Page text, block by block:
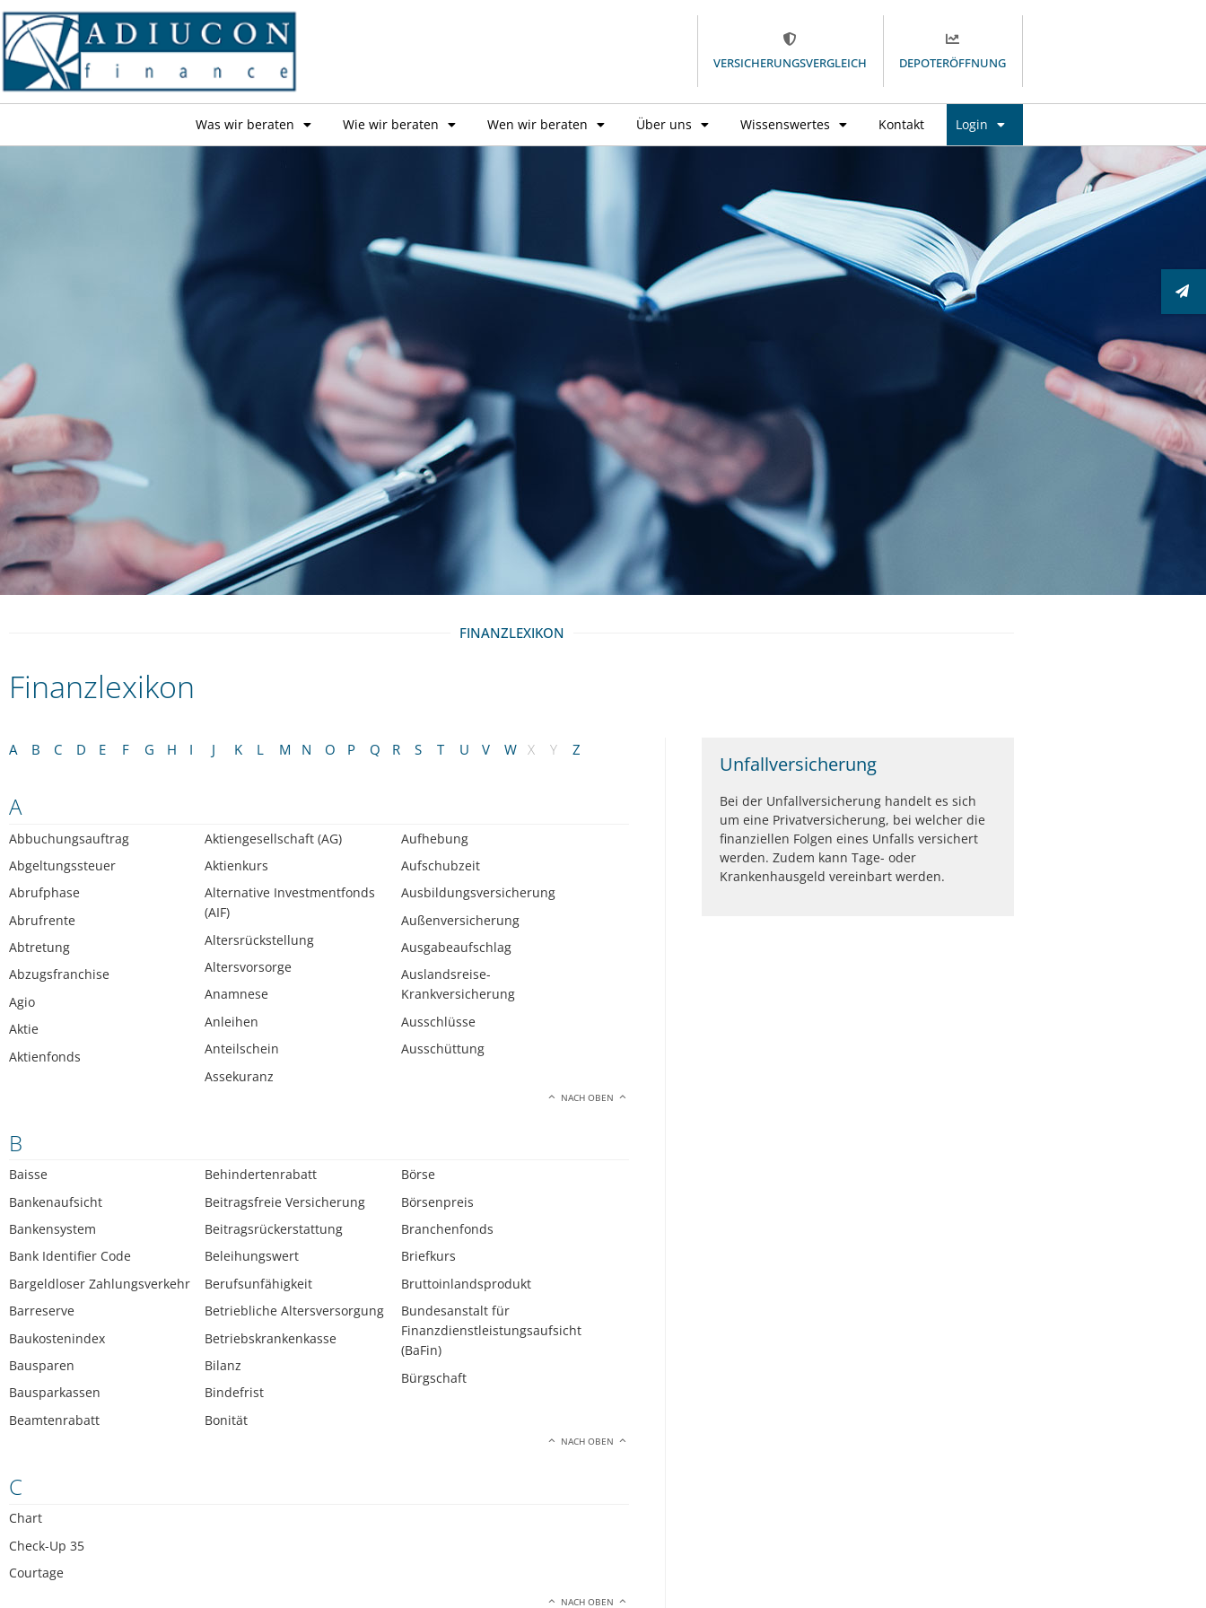
VERSICHERUNGSVERGLEICH DEPOTERÖFFNUNG
Was wir beraten Wie wir beraten Wen wir beraten Über uns Wissenswertes Kontakt Login
FINANZLEXIKON
Finanzlexikon
A B C D E F G H I J K L M N O P Q R S T U V W X Y Z
A
Abbuchungsauftrag
Abgeltungssteuer
Abrufphase
Abrufrente
Abtretung
Abzugsfranchise
Agio
Aktie
Aktienfonds
Aktiengesellschaft (AG)
Aktienkurs
Alternative Investmentfonds
(AIF)
Altersrückstellung
Altersvorsorge
Anamnese
Anleihen
Anteilschein
Assekuranz
Aufhebung
Aufschubzeit
Ausbildungsversicherung
Außenversicherung
Ausgabeaufschlag
Auslandsreise-
Krankversicherung
Ausschlüsse
Ausschüttung
NACH OBEN
B
Baisse
Bankenaufsicht
Bankensystem
Bank Identifier Code
Bargeldloser Zahlungsverkehr
Barreserve
Baukostenindex
Bausparen
Bausparkassen
Beamtenrabatt
Behindertenrabatt
Beitragsfreie Versicherung
Beitragsrückerstattung
Beleihungswert
Berufsunfähigkeit
Betriebliche Altersversorgung
Betriebskrankenkasse
Bilanz
Bindefrist
Bonität
Börse
Börsenpreis
Branchenfonds
Briefkurs
Bruttoinlandsprodukt
Bundesanstalt für
Finanzdienstleistungsaufsicht
(BaFin)
Bürgschaft
NACH OBEN
C
Chart
Check-Up 35
Courtage
NACH OBEN
Unfallversicherung
Bei der Unfallversicherung handelt es sich
um eine Privatversicherung, bei welcher die
finanziellen Folgen eines Unfalls versichert
werden. Zudem kann Tage- oder
Krankenhausgeld vereinbart werden.